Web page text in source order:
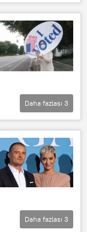
Daha fazlası 3
Daha fazlası 3